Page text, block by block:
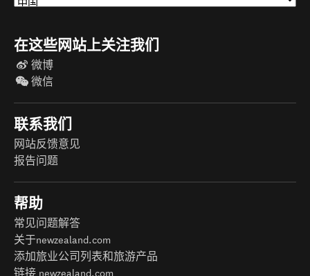
在这些网站上关注我们
微博
微信
联系我们
网站反馈意见
报告问题
帮助
常见问题解答
关于newzealand.com
添加旅业公司列表和旅游产品
链接 newzealand.com